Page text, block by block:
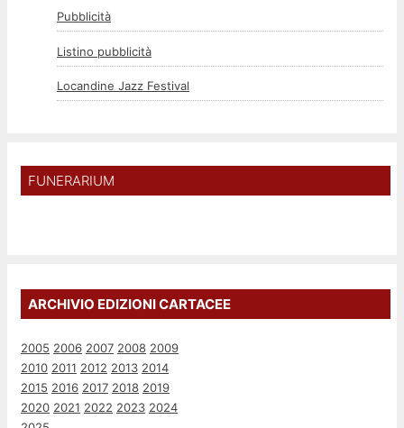
Pubblicità
Listino pubblicità
Locandine Jazz Festival
FUNERARIUM
ARCHIVIO EDIZIONI CARTACEE
2005 2006 2007 2008 2009
2010 2011 2012 2013 2014
2015 2016 2017 2018 2019
2020 2021 2022 2023 2024